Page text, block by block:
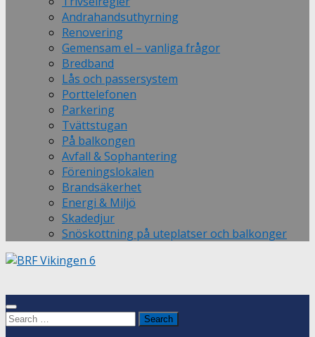
Andrahandsuthyrning
Renovering
Gemensam el – vanliga frågor
Bredband
Lås och passersystem
Porttelefonen
Parkering
Tvättstugan
På balkongen
Avfall & Sophantering
Föreningslokalen
Brandsäkerhet
Energi & Miljö
Skadedjur
Snöskottning på uteplatser och balkonger
Search